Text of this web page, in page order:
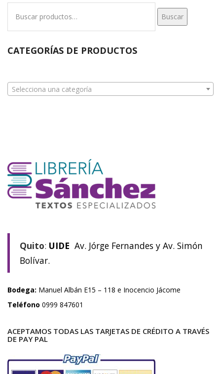
Buscar
CATEGORÍAS DE PRODUCTOS
Selecciona una categoría
Quito: UIDE Av. Jórge Fernandes y Av. Simón
Bolívar.
Bodega: Manuel Albán E15 – 118 e Inocencio Jácome
Teléfono 0999 847601
ACEPTAMOS TODAS LAS TARJETAS DE CRÉDITO A TRAVÉS
DE PAY PAL